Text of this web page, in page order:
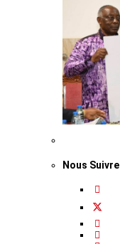
Nous Suivre